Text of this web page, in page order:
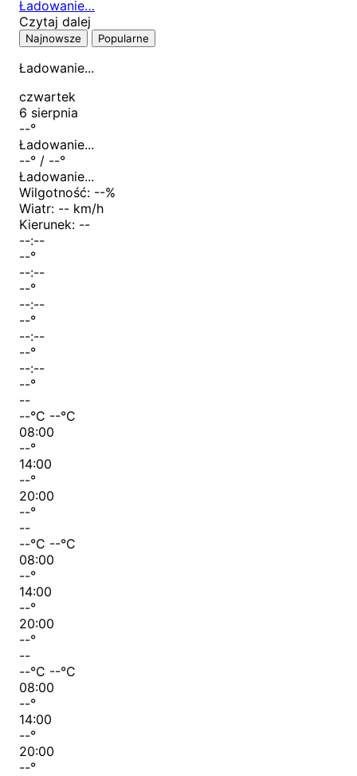
Ładowanie…
Czytaj dalej
Najnowsze Popularne
Ładowanie...
czwartek
6 sierpnia
--°
Ładowanie...
--° / --°
Ładowanie...
Wilgotność: --%
Wiatr: -- km/h
Kierunek: --
--:--
--°
--:--
--°
--:--
--°
--:--
--°
--:--
--°
--
--°C --°C
08:00
--°
14:00
--°
20:00
--°
--
--°C --°C
08:00
--°
14:00
--°
20:00
--°
--
--°C --°C
08:00
--°
14:00
--°
20:00
--°